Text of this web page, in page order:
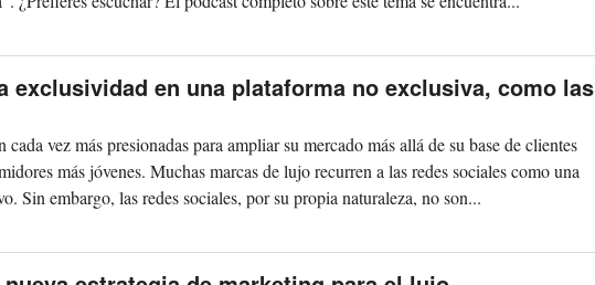
exclusividad en una plataforma no exclusiva, como las
vez más presionadas para ampliar su mercado más allá de su base de clientes
más jóvenes. Muchas marcas de lujo recurren a las redes sociales como una
Sin embargo, las redes sociales, por su propia naturaleza, no son...